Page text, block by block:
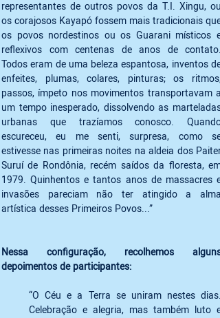
representantes de outros povos da T.I. Xingu, ou
os corajosos Kayapó fossem mais tradicionais que
os povos nordestinos ou os Guarani místicos e
reflexivos com centenas de anos de contato.
Todos eram de uma beleza espantosa, inventos de
enfeites, plumas, colares, pinturas; os ritmos,
passos, ímpeto nos movimentos transportavam a
um tempo inesperado, dissolvendo as marteladas
urbanas que trazíamos conosco. Quando
escureceu, eu me senti, surpresa, como se
estivesse nas primeiras noites na aldeia dos Paiter
Suruí de Rondônia, recém saídos da floresta, em
1979. Quinhentos e tantos anos de massacres e
invasões pareciam não ter atingido a alma
artística desses Primeiros Povos...”
Nessa configuração, recolhemos alguns
depoimentos de participantes:
“O Céu e a Terra se uniram nestes dias.
Celebração e alegria, mas também luto e